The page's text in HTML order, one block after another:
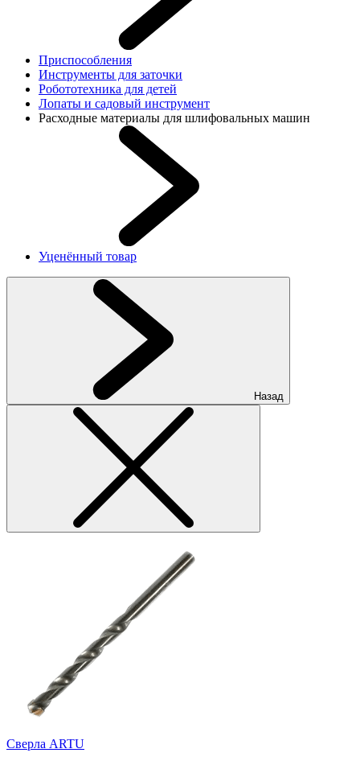
Приспособления
Инструменты для заточки
Робототехника для детей
Лопаты и садовый инструмент
Расходные материалы для шлифовальных машин
Уценённый товар
Назад
Cверла ARTU